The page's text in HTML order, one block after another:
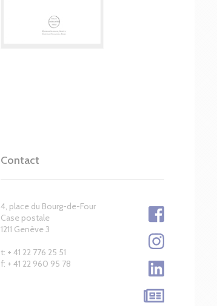
Contact
4, place du Bourg-de-Four
Case postale
1211 Genève 3
t: + 41 22 776 25 51
f: + 41 22 960 95 78